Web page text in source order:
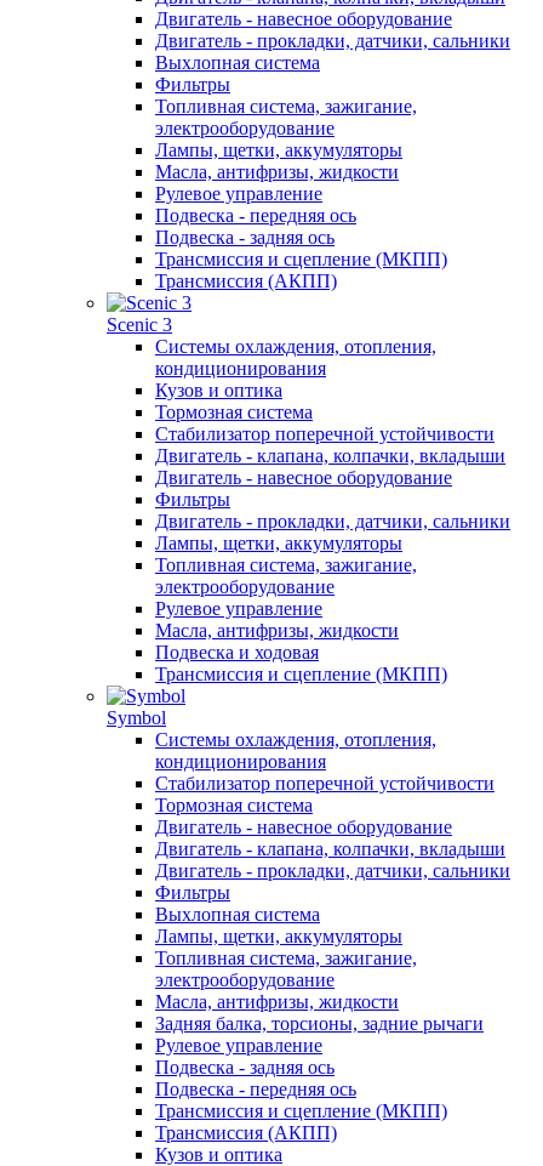
Двигатель - навесное оборудование
Двигатель - прокладки, датчики, сальники
Выхлопная система
Фильтры
Топливная система, зажигание,
электрооборудование
Лампы, щетки, аккумуляторы
Масла, антифризы, жидкости
Рулевое управление
Подвеска - передняя ось
Подвеска - задняя ось
Трансмиссия и сцепление (МКПП)
Трансмиссия (АКПП)
Scenic 3
Системы охлаждения, отопления,
кондиционирования
Кузов и оптика
Тормозная система
Стабилизатор поперечной устойчивости
Двигатель - клапана, колпачки, вкладыши
Двигатель - навесное оборудование
Фильтры
Двигатель - прокладки, датчики, сальники
Лампы, щетки, аккумуляторы
Топливная система, зажигание,
электрооборудование
Рулевое управление
Масла, антифризы, жидкости
Подвеска и ходовая
Трансмиссия и сцепление (МКПП)
Symbol
Системы охлаждения, отопления,
кондиционирования
Стабилизатор поперечной устойчивости
Тормозная система
Двигатель - навесное оборудование
Двигатель - клапана, колпачки, вкладыши
Двигатель - прокладки, датчики, сальники
Фильтры
Выхлопная система
Лампы, щетки, аккумуляторы
Топливная система, зажигание,
электрооборудование
Масла, антифризы, жидкости
Задняя балка, торсионы, задние рычаги
Рулевое управление
Подвеска - задняя ось
Подвеска - передняя ось
Трансмиссия и сцепление (МКПП)
Трансмиссия (АКПП)
Кузов и оптика